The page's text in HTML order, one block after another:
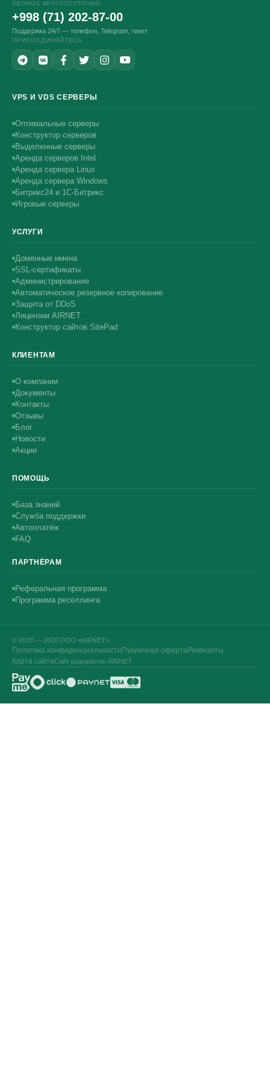
ЗВОНОК КРУГЛОСУТОЧНО
+998 (71) 202-87-00
Поддержка 24/7 — телефон, Telegram, тикет
ПРИСОЕДИНЯЙТЕСЬ
VPS И VDS СЕРВЕРЫ
Оптимальные серверы
Конструктор серверов
Выделенные серверы
Аренда серверов Intel
Аренда сервера Linux
Аренда сервера Windows
Битрикс24 и 1С-Битрикс
Игровые серверы
УСЛУГИ
Доменные имена
SSL-сертификаты
Администрирование
Автоматическое резервное копирование
Защита от DDoS
Лицензии AIRNET
Конструктор сайтов SitePad
КЛИЕНТАМ
О компании
Документы
Контакты
Отзывы
Блог
Новости
Акции
ПОМОЩЬ
База знаний
Служба поддержки
Автоплатёж
FAQ
ПАРТНЁРАМ
Реферальная программа
Программа реселлинга
© 2018 — 2026 ООО «AIRNET»
Политика конфиденциальности Публичная офертаРеквизиты
Карта сайтаСайт разработан AIRNET